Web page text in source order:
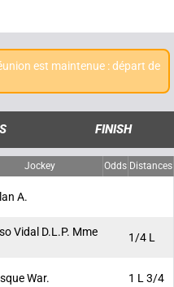
est maintenue : départ de
FINISH
Jockey Odds Distances
A.
Vidal D.L.P. Mme
1/4 L
War. 1 L 3/4